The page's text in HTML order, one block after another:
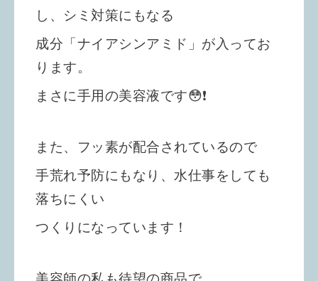
し、シミ対策にもなる
成分「ナイアシンアミド」が入ってお
ります。
まさに手用の美容液です😳❗️
また、フッ素が配合されているので
手荒れ予防にもなり、水仕事をしても
落ちにくい
つくりになっています！